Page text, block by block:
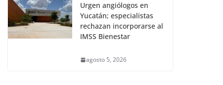
Urgen angiólogos en
Yucatán; especialistas
rechazan incorporarse al
IMSS Bienestar
agosto 5, 2026